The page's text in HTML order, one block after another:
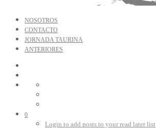
NOSOTROS
CONTACTO
JORNADA TAURINA
ANTERIORES
0
Login to add posts to your read later list